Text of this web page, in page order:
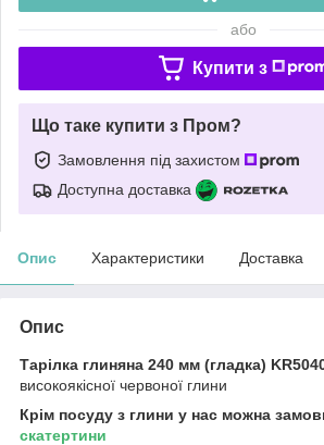
або
Купити з
Що таке купити з Пром?
Замовлення під захистом
Доступна доставка
Опис Характеристики Доставка
Опис
Тарілка глиняна 240 мм (гладка)
високоякісної червоної глини
Крім посуду з глини у нас можна
скатертини